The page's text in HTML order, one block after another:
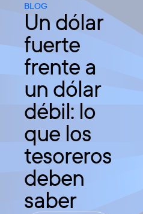
BLOG
Un dólar
fuerte
frente a
un dólar
débil: lo
que los
tesoreros
deben
saber